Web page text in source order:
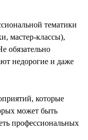
тематики
мастер-классы),
обязательно
недорогие и даже
которые
может быть
профессиональных